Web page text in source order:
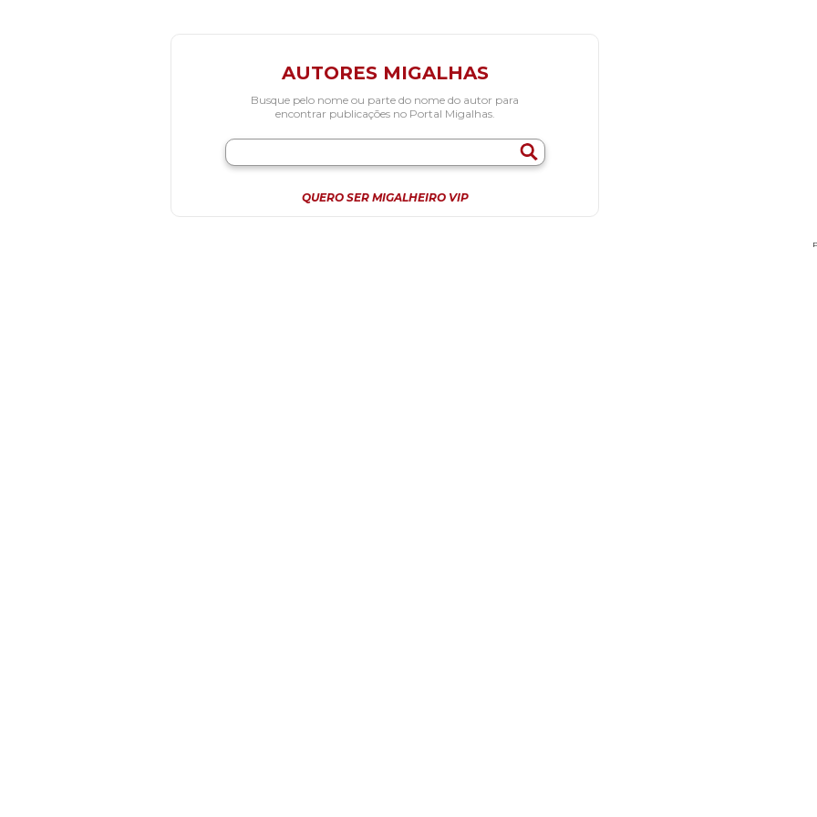
AUTORES MIGALHAS
Busque pelo nome ou parte do nome do autor para
encontrar publicações no Portal Migalhas.
QUERO SER MIGALHEIRO VIP